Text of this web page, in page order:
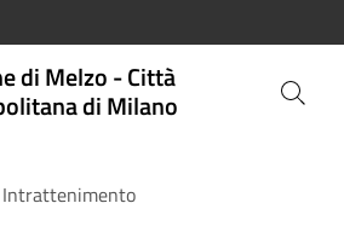
di Melzo - Città
di Milano
Intrattenimento